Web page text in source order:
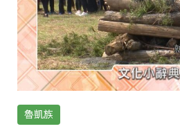
魯凱族